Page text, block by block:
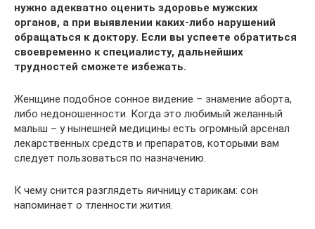
нужно адекватно оценить здоровье мужских
органов, а при выявлении каких-либо нарушений
обращаться к доктору. Если вы успеете обратиться
своевременно к специалисту, дальнейших
трудностей сможете избежать.
Женщине подобное сонное видение – знамение аборта,
либо недоношенности. Когда это любимый желанный
малыш – у нынешней медицины есть огромный арсенал
лекарственных средств и препаратов, которыми вам
следует пользоваться по назначению.
К чему снится разглядеть яичницу старикам: сон
напоминает о тленности жития.